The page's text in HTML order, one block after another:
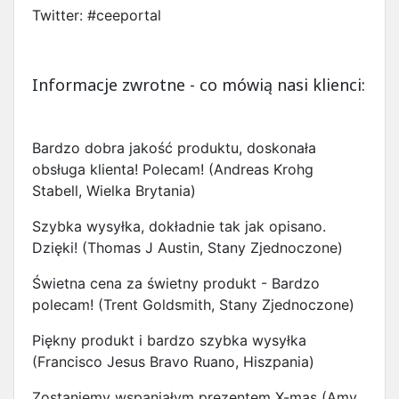
Twitter: #ceeportal
Informacje zwrotne - co mówią nasi klienci:
Bardzo dobra jakość produktu, doskonała
obsługa klienta! Polecam! (Andreas Krohg
Stabell, Wielka Brytania)
Szybka wysyłka, dokładnie tak jak opisano.
Dzięki! (Thomas J Austin, Stany Zjednoczone)
Świetna cena za świetny produkt - Bardzo
polecam! (Trent Goldsmith, Stany Zjednoczone)
Piękny produkt i bardzo szybka wysyłka
(Francisco Jesus Bravo Ruano, Hiszpania)